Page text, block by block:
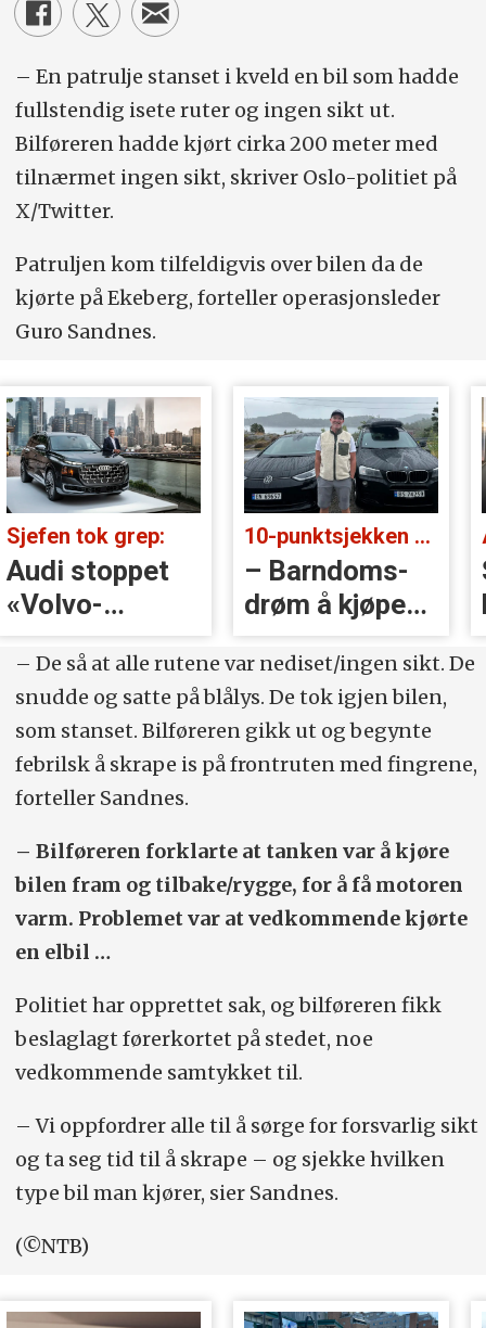
– En patrulje stanset i kveld en bil som hadde
fullstendig isete ruter og ingen sikt ut.
Bilføreren hadde kjørt cirka 200 meter med
tilnærmet ingen sikt, skriver Oslo-politiet på
X/Twitter.
Patruljen kom tilfeldigvis over bilen da de
kjørte på Ekeberg, forteller operasjonsleder
Guro Sandnes.
Sjefen tok grep:
Audi stoppet
«Volvo-
håndtak» rett
før lansering
10-punktsjekken med Christian Paasche:
– Barndoms­
drøm å kjøpe
BMW
– De så at alle rutene var nediset/ingen sikt. De
snudde og satte på blålys. De tok igjen bilen,
som stanset. Bilføreren gikk ut og begynte
febrilsk å skrape is på frontruten med fingrene,
forteller Sandnes.
– Bilføreren forklarte at tanken var å kjøre
bilen fram og tilbake/rygge, for å få motoren
varm. Problemet var at vedkommende kjørte
en elbil …
Politiet har opprettet sak, og bilføreren fikk
beslaglagt førerkortet på stedet, noe
vedkommende samtykket til.
– Vi oppfordrer alle til å sørge for forsvarlig sikt
og ta seg tid til å skrape – og sjekke hvilken
type bil man kjører, sier Sandnes.
(©NTB)